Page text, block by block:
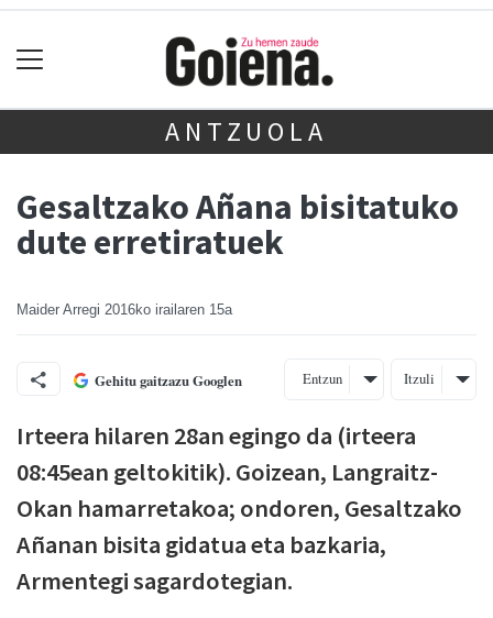
ANTZUOLA
Gesaltzako Añana bisitatuko
dute erretiratuek
Maider Arregi 2016ko irailaren 15a
Gehitu gaitzazu Googlen Entzun Itzuli
Irteera hilaren 28an egingo da (irteera
08:45ean geltokitik). Goizean, Langraitz-
Okan hamarretakoa; ondoren, Gesaltzako
Añanan bisita gidatua eta bazkaria,
Armentegi sagardotegian.